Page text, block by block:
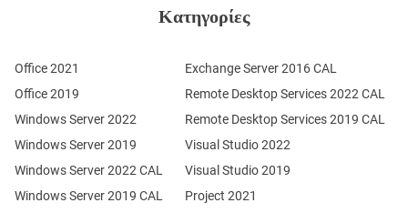
Κατηγορίες
Office 2021
Office 2019
Windows Server 2022
Windows Server 2019
Windows Server 2022 CAL
Windows Server 2019 CAL
Remote Desktop Services 2022 CAL
Remote Desktop Services 2019 CAL
Exchange Server 2016 CAL
Visual Studio 2022
Visual Studio 2019
Project 2021